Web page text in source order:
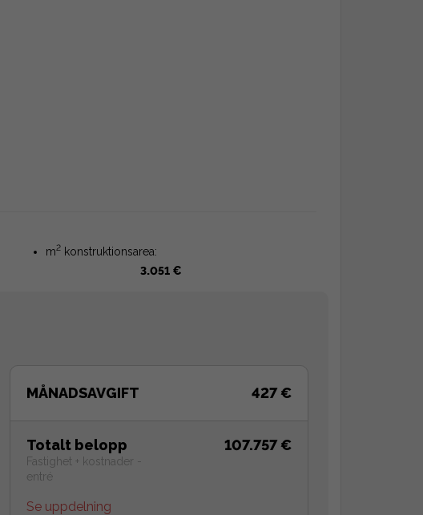
m2 konstruktionsarea:
3.051 €
MÅNADSAVGIFT 427 €
Totalt belopp
Fastighet + kostnader -
entré
Se uppdelning
107.757 €